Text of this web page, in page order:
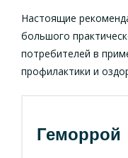
Настоящие
большого
потребителей в
профилактики и
Геморрой